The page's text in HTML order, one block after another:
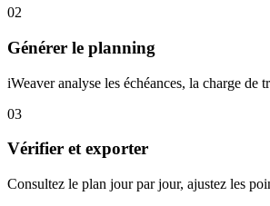
02
Générer le planning
iWeaver analyse les échéances, la charge de
03
Vérifier et exporter
Consultez le plan jour par jour, ajustez les